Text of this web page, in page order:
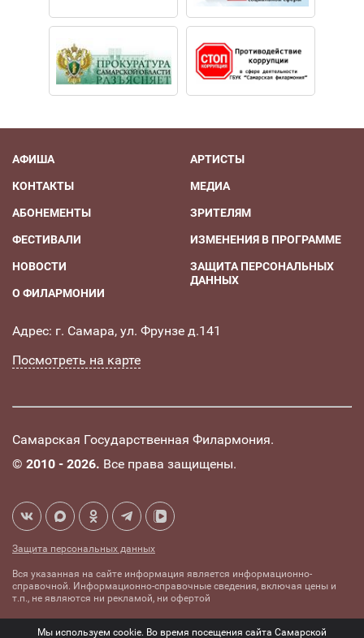
АФИША
КОНТАКТЫ
АБОНЕМЕНТЫ
ФЕСТИВАЛИ
НОВОСТИ
О ФИЛАРМОНИИ
АРТИСТЫ
МЕДИА
ЗРИТЕЛЯМ
ИЗМЕНЕНИЯ В ПРОГРАММЕ
ЗАЩИТА ПЕРСОНАЛЬНЫХ
ДАННЫХ
Адрес: г. Самара, ул. Фрунзе д.141
Посмотреть на карте
Самарская Государственная Филармония.
© 2010 - 2026. Все права защищены.
Защита персональных данных
Вся указанная на сайте информация является информационно-
справочной. Информационно-справочные сведения, включая цены и
т.п., не являются ни рекламой, ни офертой
Создание сайта -
Комплексное
Мы используем cookie. Во время посещения сайта Самарской